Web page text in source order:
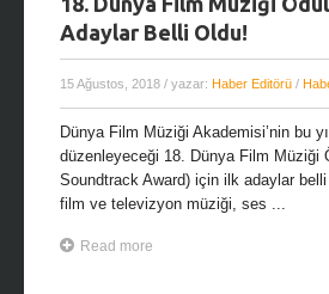
Adaylar Belli Oldu!
15 Ağustos, 2018 / yazar: Haber Editörü /
Dünya Film Müziği Akademisi’nin bu
düzenleyeceği 18. Dünya Film Müziği
Soundtrack Award) için ilk adaylar
film ve televizyon müziği, ses ...
Read more